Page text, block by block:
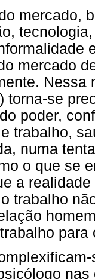
mercado,
mercado
Nessa
torna-se
poder,
trabalho,
numa
o que se
a
trabalho
para